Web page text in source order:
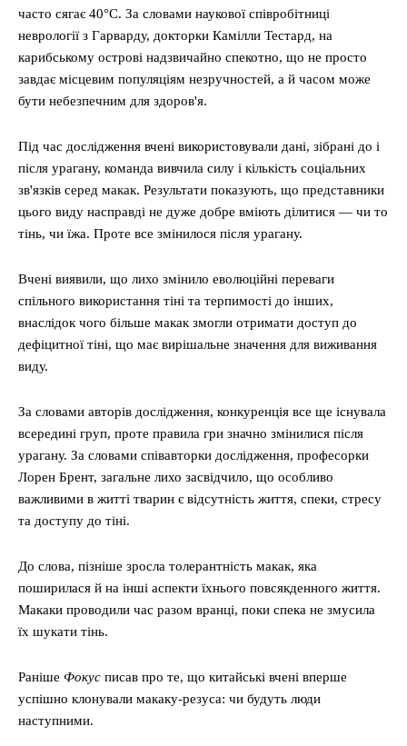
часто сягає 40°C. За словами наукової співробітниці
неврології з Гарварду, докторки Камілли Тестард, на
карибському острові надзвичайно спекотно, що не просто
завдає місцевим популяціям незручностей, а й часом може
бути небезпечним для здоров'я.
Під час дослідження вчені використовували дані, зібрані до і
після урагану, команда вивчила силу і кількість соціальних
зв'язків серед макак. Результати показують, що представники
цього виду насправді не дуже добре вміють ділитися — чи то
тінь, чи їжа. Проте все змінилося після урагану.
Вчені виявили, що лихо змінило еволюційні переваги
спільного використання тіні та терпимості до інших,
внаслідок чого більше макак змогли отримати доступ до
дефіцитної тіні, що має вирішальне значення для виживання
виду.
За словами авторів дослідження, конкуренція все ще існувала
всередині груп, проте правила гри значно змінилися після
урагану. За словами співавторки дослідження, професорки
Лорен Брент, загальне лихо засвідчило, що особливо
важливими в житті тварин є відсутність життя, спеки, стресу
та доступу до тіні.
До слова, пізніше зросла толерантність макак, яка
поширилася й на інші аспекти їхнього повсякденного життя.
Макаки проводили час разом вранці, поки спека не змусила
їх шукати тінь.
Раніше Фокус писав про те, що китайські вчені вперше
успішно клонували макаку-резуса: чи будуть люди
наступними.